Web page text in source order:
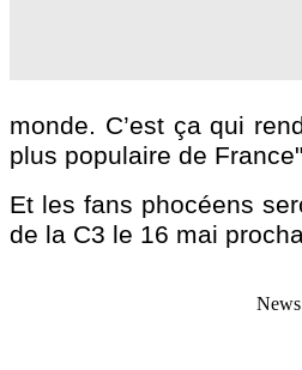
monde. C’est ça qui
plus populaire de
Et les fans phocéens
de la C3 le 16 mai